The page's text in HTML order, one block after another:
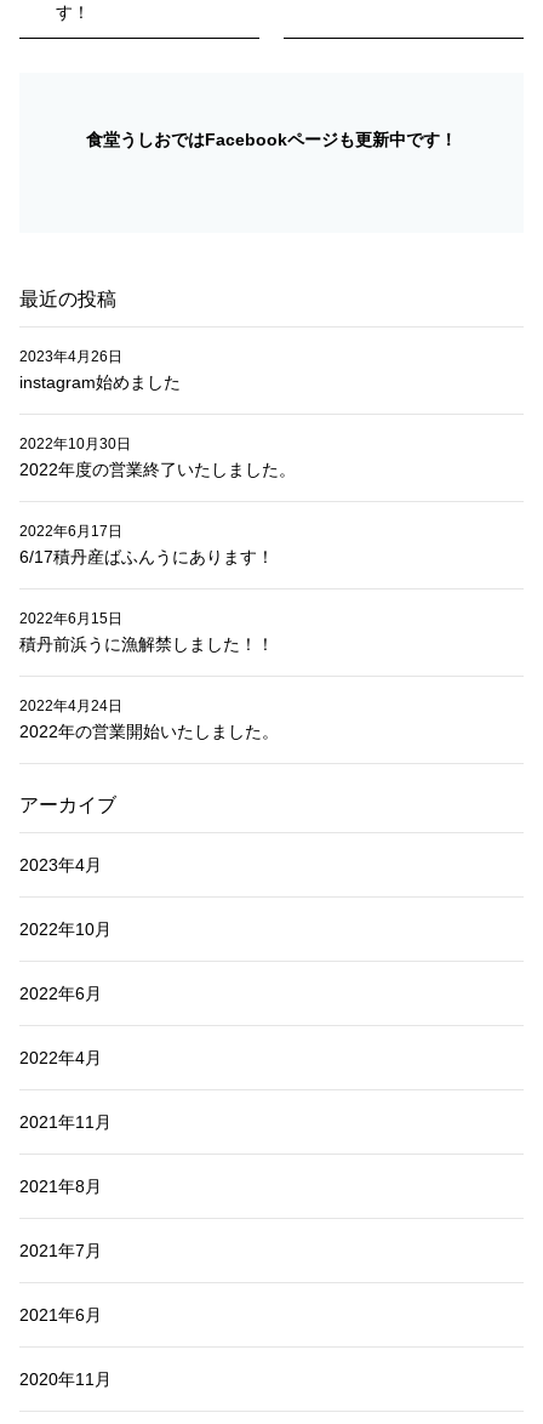
ビ
す！
食堂うしおではFacebookページも更新中です！
最近の投稿
instagram始めました
2023年4月26日
2022年度の営業終了いたしました。
2022年10月30日
6/17積丹産ばふんうにあります！
2022年6月17日
積丹前浜うに漁解禁しました！！
2022年6月15日
2022年の営業開始いたしました。
2022年4月24日
アーカイブ
2023年4月
2022年10月
2022年6月
2022年4月
2021年11月
2021年8月
2021年7月
2021年6月
2020年11月